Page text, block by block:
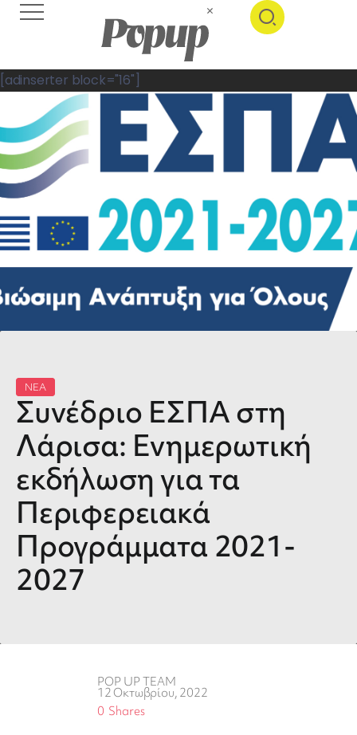
[adinserter block="16"]
ΝΕΑ
Συνέδριο ΕΣΠΑ στη
Λάρισα: Ενημερωτική
εκδήλωση για τα
Περιφερειακά
Προγράμματα 2021-
2027
POP UP TEAM
12 Οκτωβρίου, 2022
Shares
0